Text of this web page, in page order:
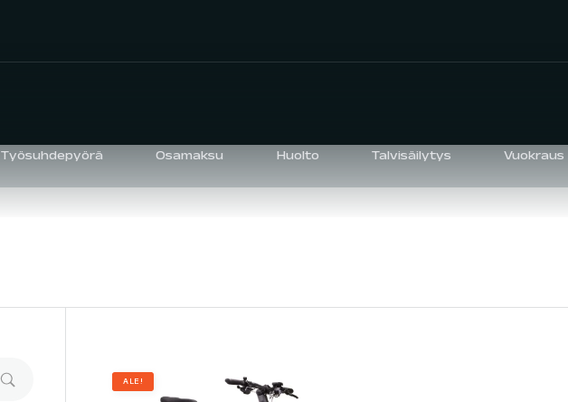
Työsuhdepyörä Osamaksu Huolto Talvisäilytys Vuokraus
ALE!